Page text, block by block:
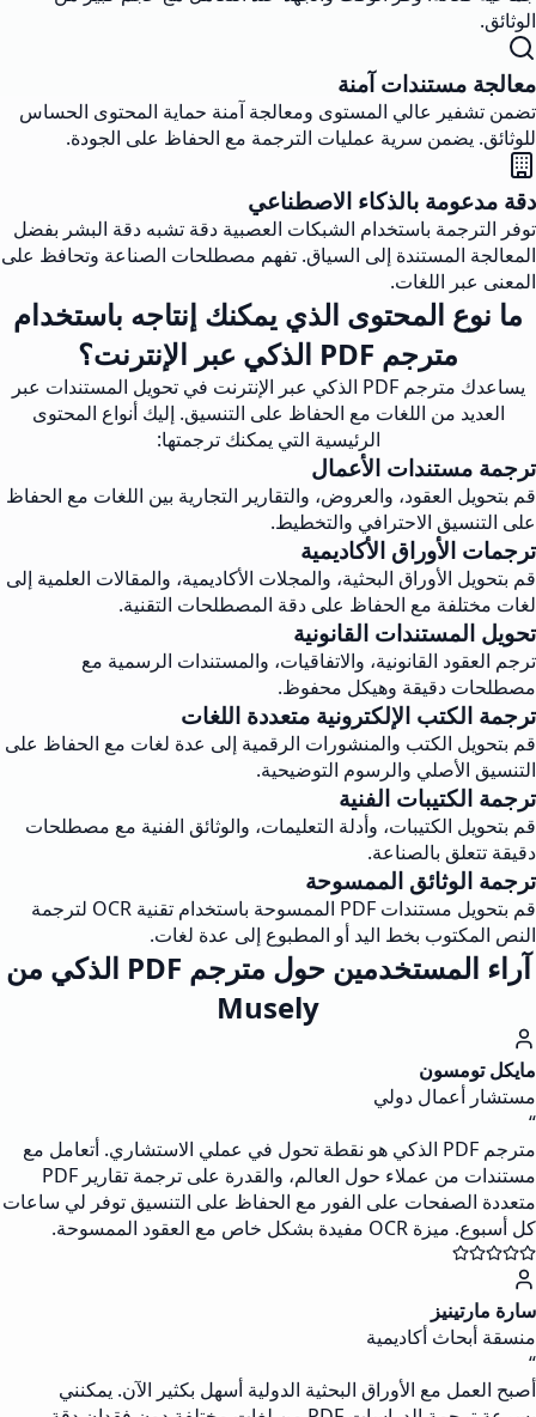
الوثائق.
معالجة مستندات آمنة
تضمن تشفير عالي المستوى ومعالجة آمنة حماية المحتوى الحساس
للوثائق. يضمن سرية عمليات الترجمة مع الحفاظ على الجودة.
دقة مدعومة بالذكاء الاصطناعي
توفر الترجمة باستخدام الشبكات العصبية دقة تشبه دقة البشر بفضل
المعالجة المستندة إلى السياق. تفهم مصطلحات الصناعة وتحافظ على
المعنى عبر اللغات.
ما نوع المحتوى الذي يمكنك إنتاجه باستخدام
مترجم PDF الذكي عبر الإنترنت؟
يساعدك مترجم PDF الذكي عبر الإنترنت في تحويل المستندات عبر
العديد من اللغات مع الحفاظ على التنسيق. إليك أنواع المحتوى
الرئيسية التي يمكنك ترجمتها:
ترجمة مستندات الأعمال
قم بتحويل العقود، والعروض، والتقارير التجارية بين اللغات مع الحفاظ
على التنسيق الاحترافي والتخطيط.
ترجمات الأوراق الأكاديمية
قم بتحويل الأوراق البحثية، والمجلات الأكاديمية، والمقالات العلمية إلى
لغات مختلفة مع الحفاظ على دقة المصطلحات التقنية.
تحويل المستندات القانونية
ترجم العقود القانونية، والاتفاقيات، والمستندات الرسمية مع
مصطلحات دقيقة وهيكل محفوظ.
ترجمة الكتب الإلكترونية متعددة اللغات
قم بتحويل الكتب والمنشورات الرقمية إلى عدة لغات مع الحفاظ على
التنسيق الأصلي والرسوم التوضيحية.
ترجمة الكتيبات الفنية
قم بتحويل الكتيبات، وأدلة التعليمات، والوثائق الفنية مع مصطلحات
دقيقة تتعلق بالصناعة.
ترجمة الوثائق الممسوحة
قم بتحويل مستندات PDF الممسوحة باستخدام تقنية OCR لترجمة
النص المكتوب بخط اليد أو المطبوع إلى عدة لغات.
آراء المستخدمين حول مترجم PDF الذكي من
Musely
مايكل تومسون
مستشار أعمال دولي
“
مترجم PDF الذكي هو نقطة تحول في عملي الاستشاري. أتعامل مع
مستندات من عملاء حول العالم، والقدرة على ترجمة تقارير PDF
متعددة الصفحات على الفور مع الحفاظ على التنسيق توفر لي ساعات
كل أسبوع. ميزة OCR مفيدة بشكل خاص مع العقود الممسوحة.
سارة مارتينيز
منسقة أبحاث أكاديمية
“
أصبح العمل مع الأوراق البحثية الدولية أسهل بكثير الآن. يمكنني